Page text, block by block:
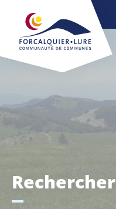
Rechercher
Cookies management panel